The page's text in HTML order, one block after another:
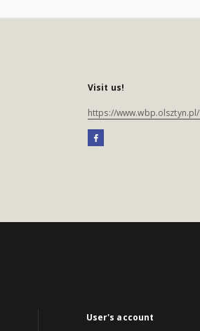
Visit us!
https://www.wbp.olsztyn.pl/
User's account